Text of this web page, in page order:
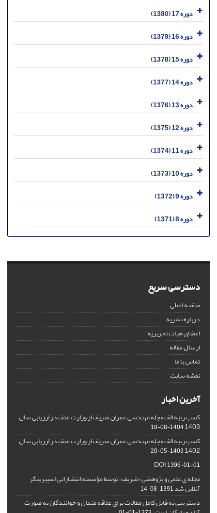
دوره 17 (1380)
دوره 16 (1379)
دوره 15 (1378)
دوره 14 (1377)
دوره 13 (1376)
دوره 12 (1375)
دوره 11 (1374)
دوره 10 (1373)
دوره 9 (1372)
دوره 8 (1371)
دسترسی سریع
صفحه اصلی
درباره نشریه
اعضای هیات تحریریه
ارسال مقاله
تماس با ما
نقشه سایت
آخرین اخبار
کسب رتبه الف مجله مهندسی عمران شریف از وزارت عتف در ارزیابی سال
1403
1404-08-18
کسب رتبه الف مجله مهندسی عمران شریف از وزارت عتف در ارزیابی سال
1402
1403-05-20
DOI1396-01-01
مجله ی علمی و پژوهشی «شریف» توسط مؤسسه انتشاراتی اسپیرینگر
آنلاین شد1391-08-14
دسترسی به فایل کامل مقالات برای علاقه مندان و خوانندگان به صورت